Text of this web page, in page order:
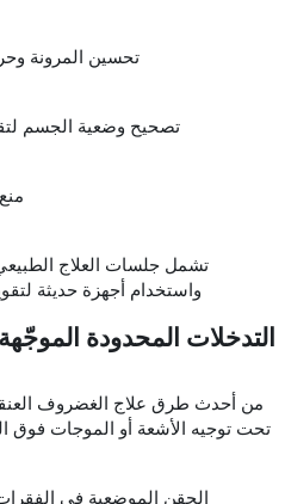
تحسين المرونة
تصحيح وضعية الجسم
تشمل جلسات العلاج الطبيعي
واستخدام أجهزة حديثة
التدخلات المحدودة
من أحدث طرق علاج الغضروف
تحت توجيه الأشعة أو الموجات فوق
الحقن الموضعية في